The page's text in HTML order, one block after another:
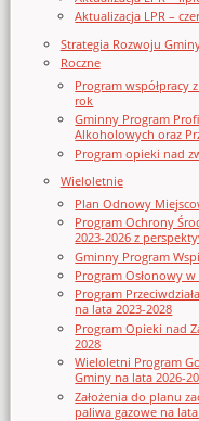
Aktualizacja LPR –
Strategia Rozwoju
Roczne
Program współpracy
rok
Gminny Program
Alkoholowych oraz
Program opieki nad
Wieloletnie
Plan Odnowy
Program Ochrony
2023-2026 z
Gminny Program
Program Osłonowy
Program
na lata 2023-2028
Program Opieki nad
2028
Wieloletni Program
Gminy na lata 2026-
Założenia do planu
paliwa gazowe na